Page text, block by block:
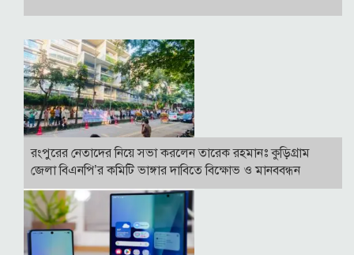
রংপুরের নেতাদের নিয়ে সভা করলেন তারেক রহমানঃ কুড়িগ্রাম
জেলা বিএনপি’র কমিটি ভাঙ্গার দাবিতে বিক্ষোভ ও মানববন্ধন